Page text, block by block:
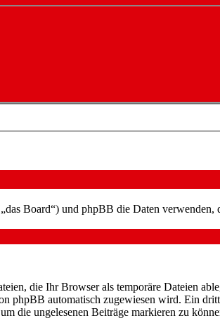
Board“) und phpBB die Daten verwenden,
die Ihr Browser als temporäre Dateien
automatisch zugewiesen wird. Ein
die ungelesenen Beiträge markieren zu